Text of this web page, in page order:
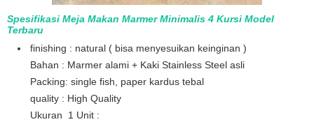
Spesifikasi Meja Makan Marmer Minimalis 4 Kursi Model
Terbaru
finishing : natural ( bisa menyesuikan keinginan )
Bahan : Marmer alami + Kaki Stainless Steel asli
Packing: single fish, paper kardus tebal
quality : High Quality
Ukuran 1 Unit :